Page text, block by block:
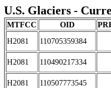
U.S. Glaciers -
MTFCC OID
H2081
110705359384
H2081 110490217334
H2081 110507773545